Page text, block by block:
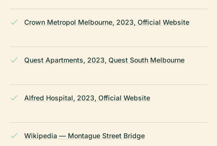
Crown Metropol Melbourne, 2023, Official Website
Quest Apartments, 2023, Quest South Melbourne
Alfred Hospital, 2023, Official Website
Wikipedia — Montague Street Bridge